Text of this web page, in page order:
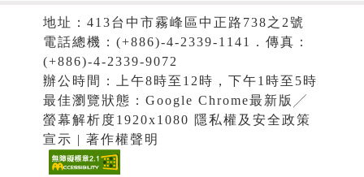
地址：413台中市霧峰區中正路738之2號
電話總機：(+886)-4-2339-1141．傳真：
(+886)-4-2339-9072
辦公時間：上午8時至12時，下午1時至5時
最佳瀏覽狀態：Google Chrome最新版╱
螢幕解析度1920x1080 隱私權及安全政策
宣示 | 著作權聲明